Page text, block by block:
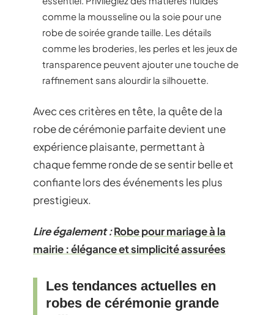
comme la mousseline ou la soie pour une
robe de soirée grande taille. Les détails
comme les broderies, les perles et les jeux de
transparence peuvent ajouter une touche de
raffinement sans alourdir la silhouette.
Avec ces critères en tête, la quête de la
robe de cérémonie parfaite devient une
expérience plaisante, permettant à
chaque femme ronde de se sentir belle et
confiante lors des événements les plus
prestigieux.
Lire également :Robe pour mariage à la
mairie : élégance et simplicité assurées
Les tendances actuelles en
robes de cérémonie grande